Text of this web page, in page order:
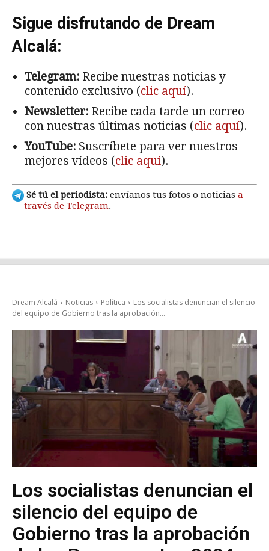
Sigue disfrutando de Dream
Alcalá:
Telegram: Recibe nuestras noticias y
contenido exclusivo (clic aquí).
Newsletter: Recibe cada tarde un correo
con nuestras últimas noticias (clic aquí).
YouTube: Suscríbete para ver nuestros
mejores vídeos (clic aquí).
Sé tú el periodista: envíanos tus fotos o noticias a
través de Telegram.